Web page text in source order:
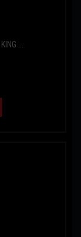
...